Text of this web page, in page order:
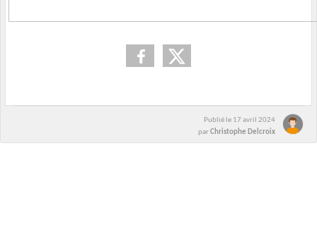
Publié le 17 avril 2024
parChristophe Delcroix